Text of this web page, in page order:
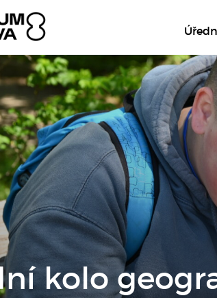
kolo